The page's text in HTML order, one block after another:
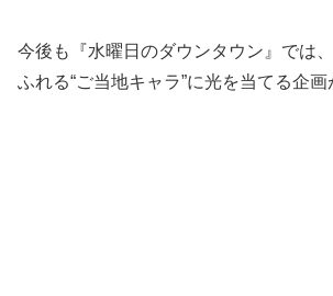
今後も『水曜日のダウンタウン』では
ふれる“ご当地キャラ”に光を当てる企画